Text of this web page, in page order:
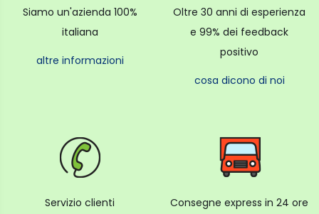
Siamo un'azienda 100%
italiana
altre informazioni
Oltre 30 anni di esperienza
e 99% dei feedback
positivo
cosa dicono di noi
Servizio clienti
Consegne express in 24 ore